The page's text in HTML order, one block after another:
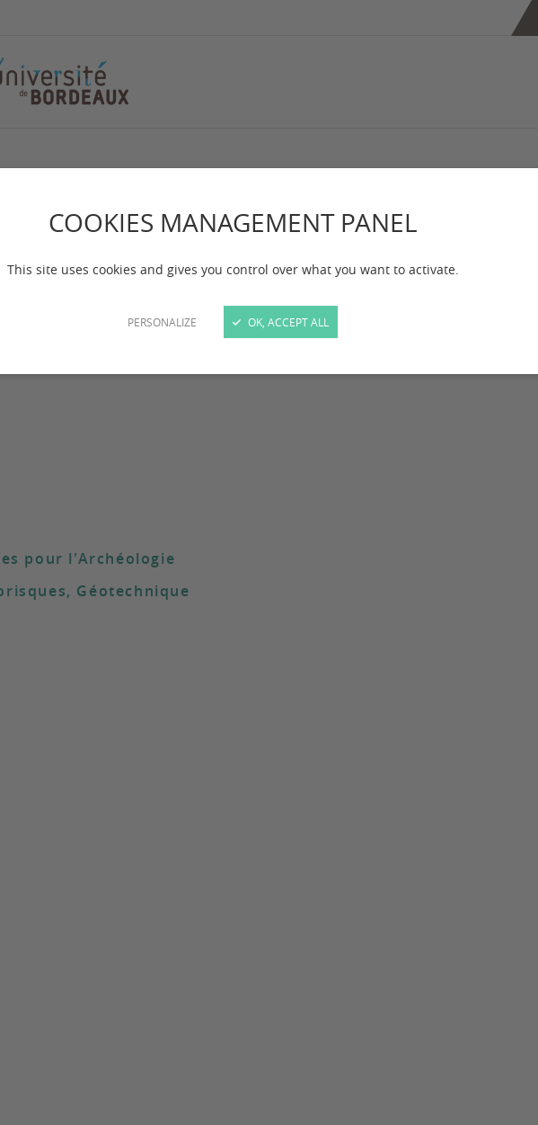
COOKIES MANAGEMENT PANEL
This site uses cookies and gives you control over what you want to activate.
PERSONALIZE OK, ACCEPT ALL
pour l'Archéologie
Géotechnique